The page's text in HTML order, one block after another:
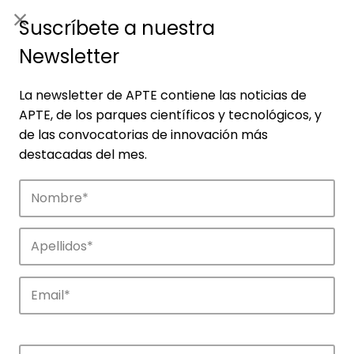
Empresas
Descubre las empresas que impulsan la
innovación en los parques de APTE.
Suscríbete a nuestra
Newsletter
La newsletter de APTE contiene las noticias de
APTE, de los parques científicos y tecnológicos, y
de las convocatorias de innovación más
destacadas del mes.